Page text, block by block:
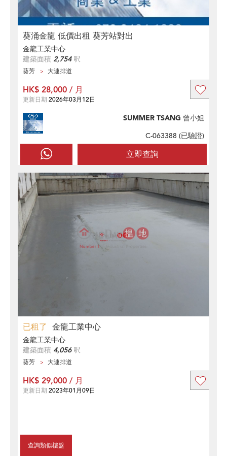
葵涌金龍 低價出租 葵芳站對出
金龍工業中心
建築面積 2,754呎
葵芳 大連排道
立即查詢
SUMMER TSANG 曾小姐
C-063388 (已驗證)
HK$ 28,000 / 月
更新日期 2026年03月12日
已租了 金龍工業中心
金龍工業中心
建築面積 4,056呎
葵芳 大連排道
查詢類似樓盤
HK$ 29,000 / 月
更新日期 2023年01月09日